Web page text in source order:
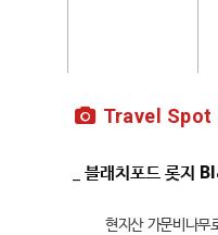
Travel Spot
_ 블래치포드 롯
현지산 가문비나무